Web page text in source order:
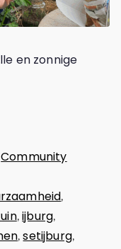
en zonnige
Community
,
,ijburg,
,setijburg,